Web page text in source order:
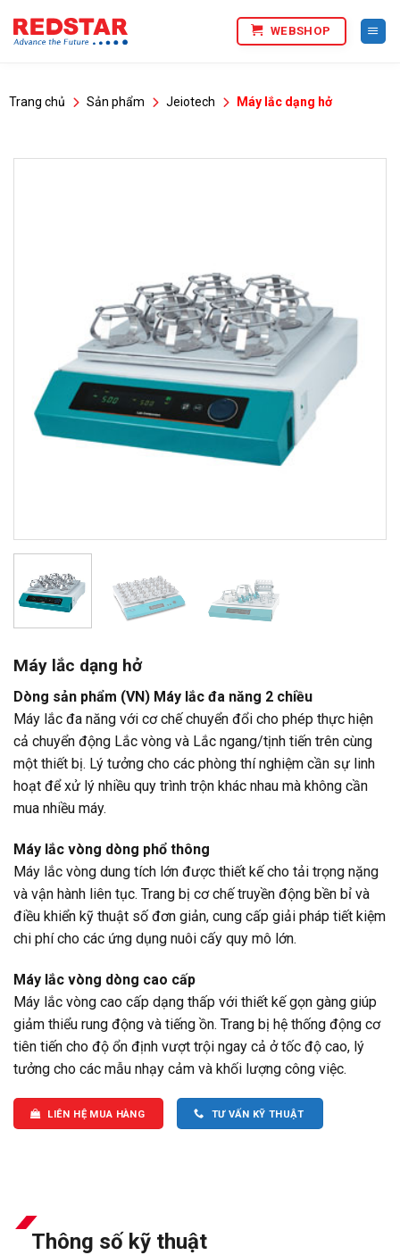
qua
WEBSHOP
Trang chủ Sản phẩm Jeiotech Máy lắc dạng hở
Máy lắc dạng hở
Dòng sản phẩm (VN) Máy lắc đa năng 2 chiều
Máy lắc đa năng với cơ chế chuyển đổi cho phép thực hiện
cả chuyển động Lắc vòng và Lắc ngang/tịnh tiến trên cùng
một thiết bị. Lý tưởng cho các phòng thí nghiệm cần sự linh
hoạt để xử lý nhiều quy trình trộn khác nhau mà không cần
mua nhiều máy.
Máy lắc vòng dòng phổ thông
Máy lắc vòng dung tích lớn được thiết kế cho tải trọng nặng
và vận hành liên tục. Trang bị cơ chế truyền động bền bỉ và
điều khiển kỹ thuật số đơn giản, cung cấp giải pháp tiết kiệm
chi phí cho các ứng dụng nuôi cấy quy mô lớn.
Máy lắc vòng dòng cao cấp
Máy lắc vòng cao cấp dạng thấp với thiết kế gọn gàng giúp
giảm thiểu rung động và tiếng ồn. Trang bị hệ thống động cơ
tiên tiến cho độ ổn định vượt trội ngay cả ở tốc độ cao, lý
tưởng cho các mẫu nhạy cảm và khối lượng công việc.
LIÊN HỆ MUA HÀNG TƯ VẤN KỸ THUẬT
Thông số kỹ thuật